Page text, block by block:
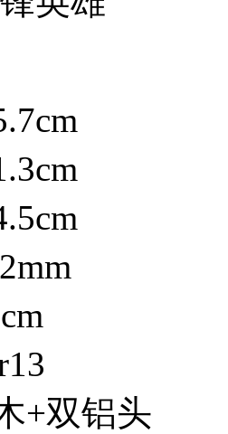
+双铝头